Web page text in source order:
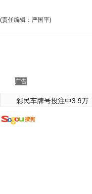
(责任编辑：严国平)
广告
彩民车牌号投注中3.9万